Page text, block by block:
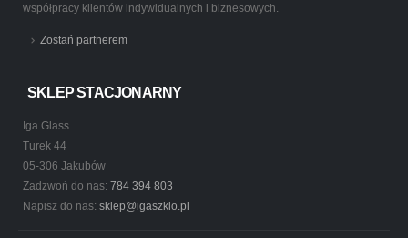
współpracy klientów indywidualnych i biznesowych.
Zostań partnerem
SKLEP STACJONARNY
Iga Glass
Turek 44
05-306 Jakubów
Zadzwoń do nas: 784 394 803
Napisz do nas: sklep@igaszklo.pl